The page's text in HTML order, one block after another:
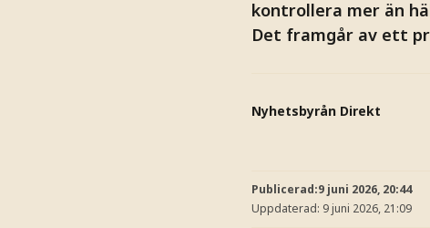
kontrollera mer än
Det framgår av ett
Nyhetsbyrån Direkt
Publicerad:9 juni 2026, 20:44
Uppdaterad: 9 juni 2026, 21:09